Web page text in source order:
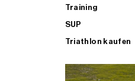
Training
SUP
Triathlon kaufen